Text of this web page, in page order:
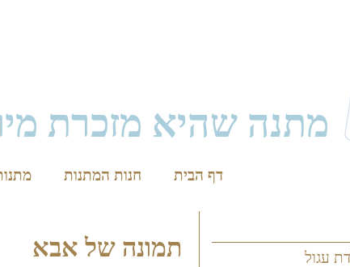
מתנה שהיא מזכרת
דף הבית חנות המתנות
עגול
תמונה של אבא